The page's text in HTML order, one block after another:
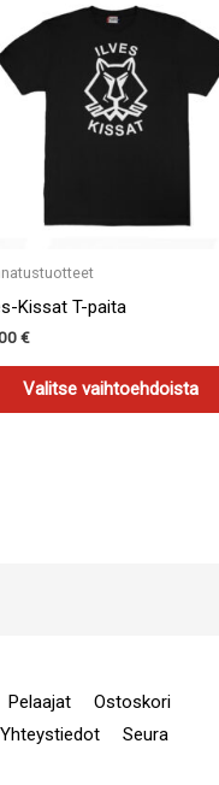
Kissat T-paita
€
Valitse vaihtoehdoista
Pelaajat
Ostoskori
Yhteystiedot Seura